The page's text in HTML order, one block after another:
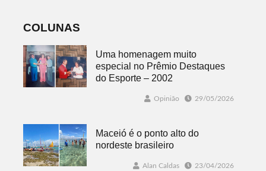
COLUNAS
Uma homenagem muito
especial no Prêmio Destaques
do Esporte – 2002
Opinião 29/05/2026
Maceió é o ponto alto do
nordeste brasileiro
Alan Caldas 23/04/2026